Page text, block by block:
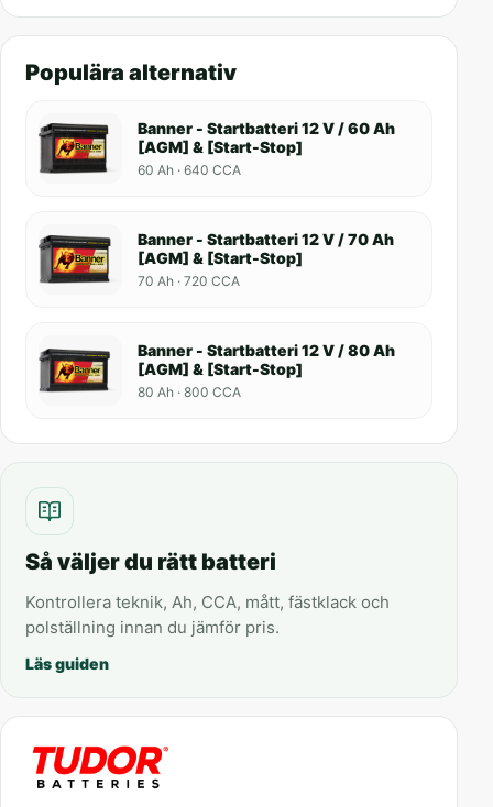
Populära alternativ
Banner - Startbatteri 12 V / 60 Ah
[AGM] & [Start-Stop]
60 Ah · 640 CCA
Banner - Startbatteri 12 V / 70 Ah
[AGM] & [Start-Stop]
70 Ah · 720 CCA
Banner - Startbatteri 12 V / 80 Ah
[AGM] & [Start-Stop]
80 Ah · 800 CCA
Så väljer du rätt batteri
Kontrollera teknik, Ah, CCA, mått, fästklack och
polställning innan du jämför pris.
Läs guiden